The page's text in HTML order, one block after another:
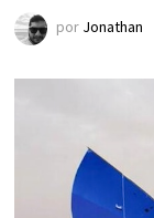
por Jonathan